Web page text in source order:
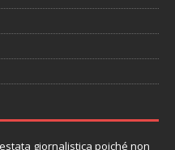
giornalistica poiché non